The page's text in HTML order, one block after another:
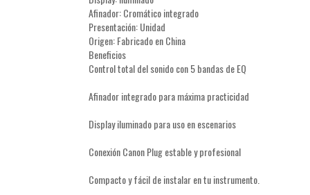
Afinador: Cromático integrado
Presentación: Unidad
Origen: Fabricado en China
Beneficios
Control total del sonido con 5 bandas de EQ
Afinador integrado para máxima practicidad
Display iluminado para uso en escenarios
Conexión Canon Plug estable y profesional
Compacto y fácil de instalar en tu instrumento.